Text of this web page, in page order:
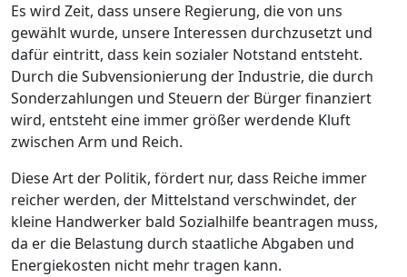
Es wird Zeit, dass unsere Regierung, die von uns
gewählt wurde, unsere Interessen durchzusetzt und
dafür eintritt, dass kein sozialer Notstand entsteht.
Durch die Subvensionierung der Industrie, die durch
Sonderzahlungen und Steuern der Bürger finanziert
wird, entsteht eine immer größer werdende Kluft
zwischen Arm und Reich.
Diese Art der Politik, fördert nur, dass Reiche immer
reicher werden, der Mittelstand verschwindet, der
kleine Handwerker bald Sozialhilfe beantragen muss,
da er die Belastung durch staatliche Abgaben und
Energiekosten nicht mehr tragen kann.